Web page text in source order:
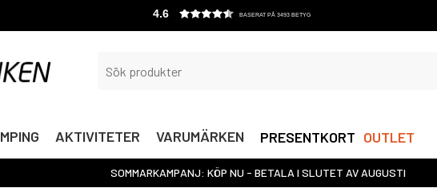
4.6 BASERAT PÅ 3493 BETYG
AKTIVITETER VARUMÄRKEN PRESENTKORT OUTLET
SOMMARKAMPANJ: KÖP NU - BETALA I SLUTET AV AUGUSTI